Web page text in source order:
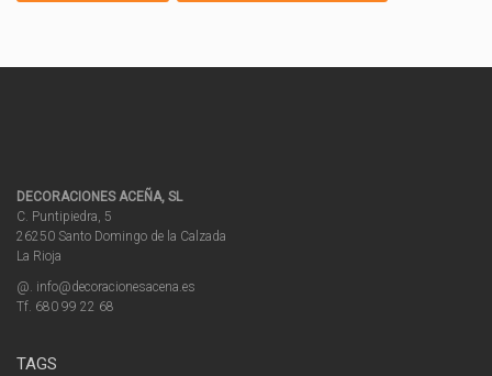
DECORACIONES ACEÑA, SL
C. Puntipiedra, 5
26250 Santo Domingo de la Calzada
La Rioja
@. info@decoracionesacena.es
Tf. 680 99 22 68
TAGS